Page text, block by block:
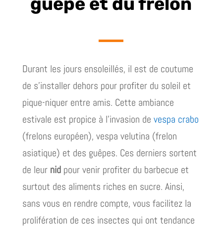
Durant les jours ensoleillés, il est de coutume
de s’installer dehors pour profiter du soleil et
pique-niquer entre amis. Cette ambiance
estivale est propice à l’invasion de vespa crabo
(frelons européen), vespa velutina (frelon
asiatique) et des guêpes. Ces derniers sortent
de leur nidpour venir profiter du barbecue et
surtout des aliments riches en sucre. Ainsi,
sans vous en rendre compte, vous facilitez la
prolifération de ces insectes qui ont tendance